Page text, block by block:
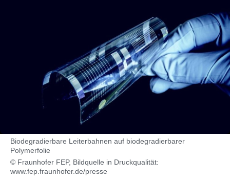
Biodegradierbare Leiterbahnen auf biodegradierbarer
Polymerfolie
© Fraunhofer FEP, Bildquelle in Druckqualität:
www.fep.fraunhofer.de/presse